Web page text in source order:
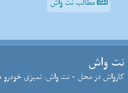
مطالب نت واش
نت واش
کارواش در محل - نت واش: تمیزی خودرو